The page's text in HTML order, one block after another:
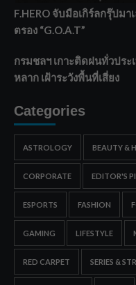
F.HERO จับมือเกิร์ลกรุ๊ปมา
ตรอง “G.O.A.T”
กรมชลฯ เกาะติดฝนทั่วประ
หลาก เฝ้าระวังพื้นที่เสี่ยง
Categories
ASTROLOGY BEAUTY &
CORPORATE EDITOR'S
ESPORTS FASHION
GAMING LIFESTYLE
RED CARPET SERIES &